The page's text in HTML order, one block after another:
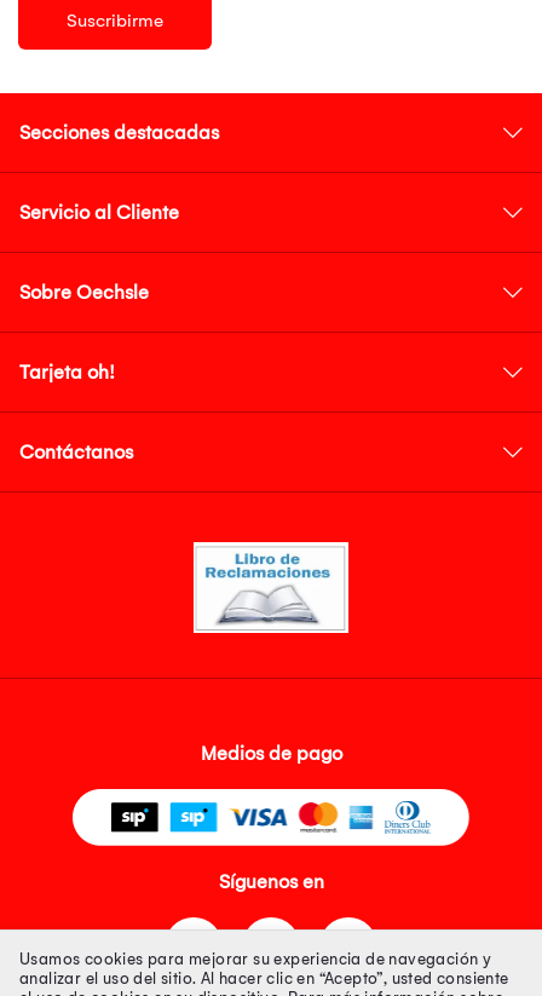
Suscribirme
Secciones destacadas
Servicio al Cliente
Sobre Oechsle
Tarjeta oh!
Contáctanos
Medios de pago
Síguenos en
Usamos cookies para mejorar su experiencia de navegación y
analizar el uso del sitio. Al hacer clic en “Acepto”, usted consiente